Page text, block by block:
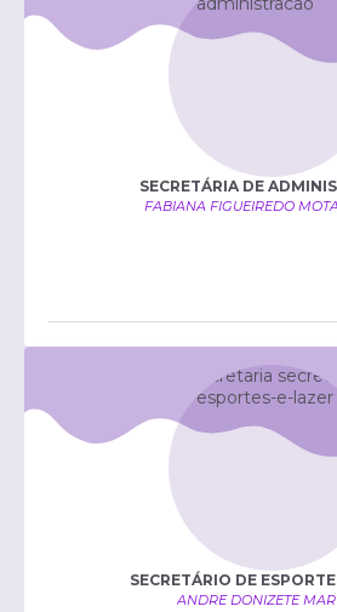
SECRETÁRIA DE
FABIANA FIGUEIREDO
SECRETÁRIO DE
ANDRE DONIZETE